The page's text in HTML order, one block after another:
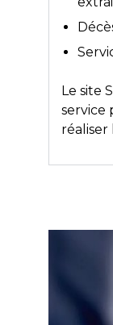
Le site
service
réaliser